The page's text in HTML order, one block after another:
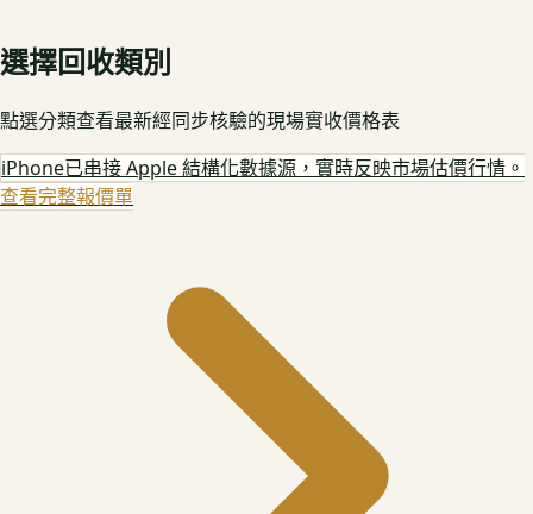
選擇回收類別
點選分類查看最新經同步核驗的現場實收價格表
iPhone已串接 Apple 結構化數據源，實時反映市場估價行情。
查看完整報價單